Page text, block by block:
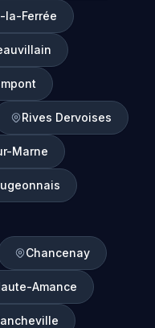
la-Ferrée
Rives Dervoises
Marne
Chancenay
Amance